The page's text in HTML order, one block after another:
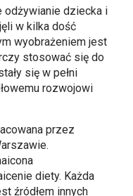
odżywianie dziecka i
w kilka dość
wyobrażeniem jest
stosować się do
się w pełni
rozwojowi
przez
diety. Każda
źródłem innych